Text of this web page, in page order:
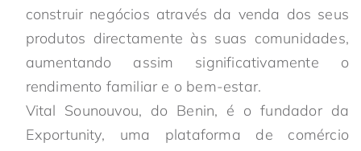
construir negócios através da venda dos seus
produtos directamente às suas comunidades,
aumentando assim significativamente o
rendimento familiar e o bem-estar.
Vital Sounouvou, do Benin, é o fundador da
Exportunity, uma plataforma de comércio